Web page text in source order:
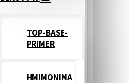
TOP-BASE-
PRIMER
ΗΜΙΜΟΝΙΜΑ